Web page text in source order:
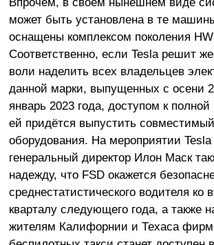
может быть установлена в те
оснащены комплексом поколения
Соответственно, если Tesla решит
воли наделить всех владельцев
данной марки, выпущенных с осени
январь 2023 года, доступом к
ей придётся выпустить
оборудования. На мероприятии Tesla
генеральный директор Илон Маск
надежду, что FSD окажется
среднестатистического водителя ко
кварталу следующего года, а также
жителям Калифорнии и Техаса